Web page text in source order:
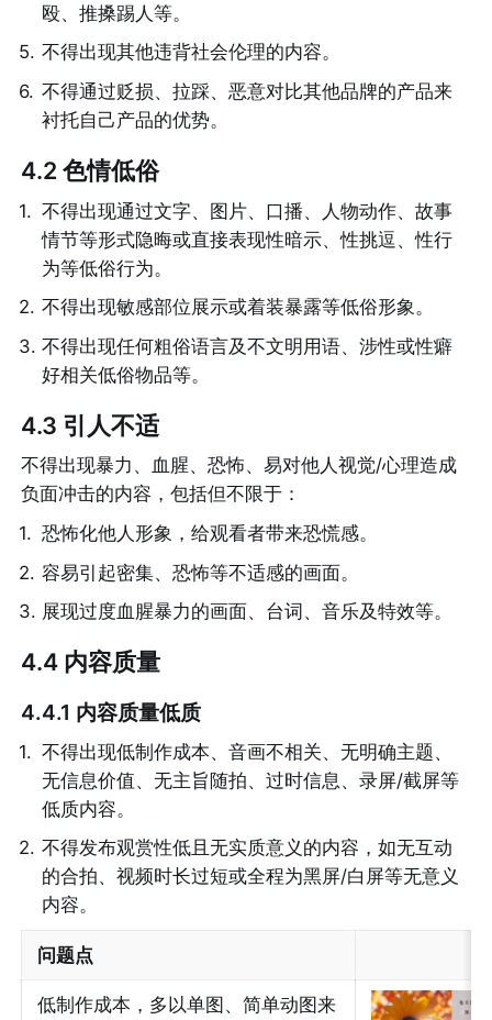
殴、推搡踢人等。
5. 不得出现其他违背社会伦理的内容。
6. 不得通过贬损、拉踩、恶意对比其他品牌的产品来
衬托自己产品的优势。
4.2 色情低俗
1. 不得出现通过文字、图片、口播、人物动作、故事
情节等形式隐晦或直接表现性暗示、性挑逗、性行
为等低俗行为。
2. 不得出现敏感部位展示或着装暴露等低俗形象。
3. 不得出现任何粗俗语言及不文明用语、涉性或性癖
好相关低俗物品等。
4.3 引人不适
不得出现暴力、血腥、恐怖、易对他人视觉/心理造成
负面冲击的内容，包括但不限于：
1. 恐怖化他人形象，给观看者带来恐慌感。
2. 容易引起密集、恐怖等不适感的画面。
3. 展现过度血腥暴力的画面、台词、音乐及特效等。
4.4 内容质量
4.4.1 内容质量低质
1. 不得出现低制作成本、音画不相关、无明确主题、
无信息价值、无主旨随拍、过时信息、录屏/截屏等
低质内容。
2. 不得发布观赏性低且无实质意义的内容，如无互动
的合拍、视频时长过短或全程为黑屏/白屏等无意义
内容。
问题点
低制作成本，多以单图、简单动图来